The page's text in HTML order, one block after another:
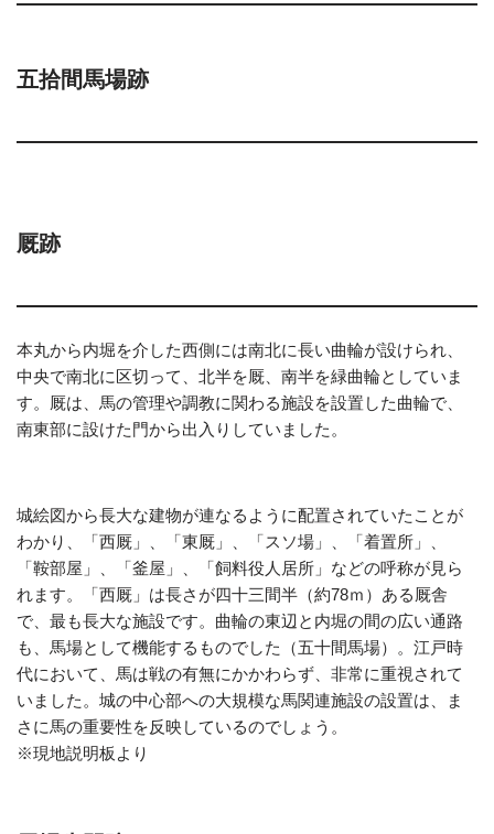
五拾間馬場跡
厩跡
本丸から内堀を介した西側には南北に長い曲輪が設けられ、
中央で南北に区切って、北半を厩、南半を緑曲輪としていま
す。厩は、馬の管理や調教に関わる施設を設置した曲輪で、
南東部に設けた門から出入りしていました。
城絵図から長大な建物が連なるように配置されていたことが
わかり、「西厩」、「東厩」、「スソ場」、「着置所」、
「鞍部屋」、「釜屋」、「飼料役人居所」などの呼称が見ら
れます。「西厩」は長さが四十三間半（約78ｍ）ある厩舎
で、最も長大な施設です。曲輪の東辺と内堀の間の広い通路
も、馬場として機能するものでした（五十間馬場）。江戸時
代において、馬は戦の有無にかかわらず、非常に重視されて
いました。城の中心部への大規模な馬関連施設の設置は、ま
さに馬の重要性を反映しているのでしょう。
※現地説明板より